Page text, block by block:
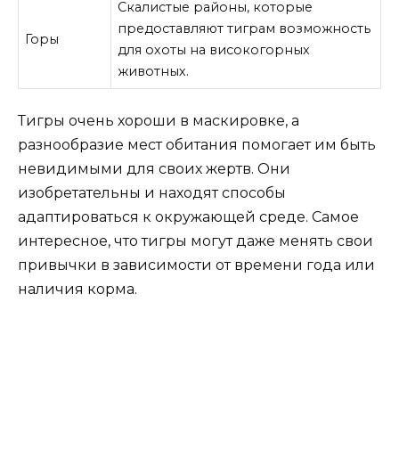
Горы
Скалистые районы, которые
предоставляют тиграм возможность
для охоты на високогорных
животных.
Тигры очень хороши в маскировке, а
разнообразие мест обитания помогает им быть
невидимыми для своих жертв. Они
изобретательны и находят способы
адаптироваться к окружающей среде. Самое
интересное, что тигры могут даже менять свои
привычки в зависимости от времени года или
наличия корма.